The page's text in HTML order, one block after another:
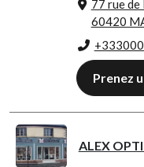
77 rue de
60420
Prenez
ALEX